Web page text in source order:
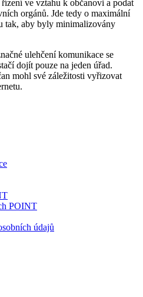
ve vztahu k občanovi a podat
orgánů. Jde tedy o maximální
tak, aby byly minimalizovány
ulehčení komunikace se
dojít pouze na jeden úřad.
mohl své záležitosti vyřizovat
POINT
údajů